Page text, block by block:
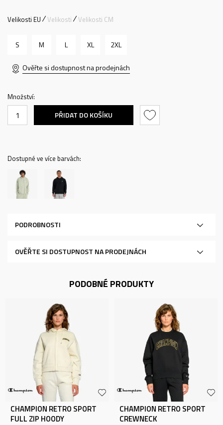
Velikosti EU Velikosti Velikosti CM
S M L XL 2XL
Ověřte si dostupnost na prodejnách
Množství:
PŘIDAT DO KOŠÍKU
Dostupné ve více barvách:
PODROBNOSTI
OVĚŘTE SI DOSTUPNOST NA PRODEJNÁCH
PODOBNÉ PRODUKTY
CHAMPION RETRO SPORT
FULL ZIP HOODY
CHAMPION RETRO SPORT
CREWNECK